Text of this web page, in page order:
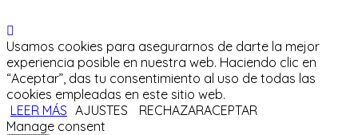
Usamos cookies para asegurarnos de darte la mejor
experiencia posible en nuestra web. Haciendo clic en
“Aceptar”, das tu consentimiento al uso de todas las
cookies empleadas en este sitio web.
LEER MÁS AJUSTES RECHAZARACEPTAR
Manage consent